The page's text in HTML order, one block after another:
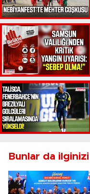
Bunlar da